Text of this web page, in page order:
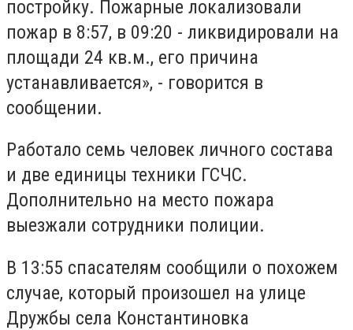
постройку. Пожарные локализовали
пожар в 8:57, в 09:20 - ликвидировали на
площади 24 кв.м., его причина
устанавливается», - говорится в
сообщении.
Работало семь человек личного состава
и две единицы техники ГСЧС.
Дополнительно на место пожара
выезжали сотрудники полиции.
В 13:55 спасателям сообщили о похожем
случае, который произошел на улице
Дружбы села Константиновка